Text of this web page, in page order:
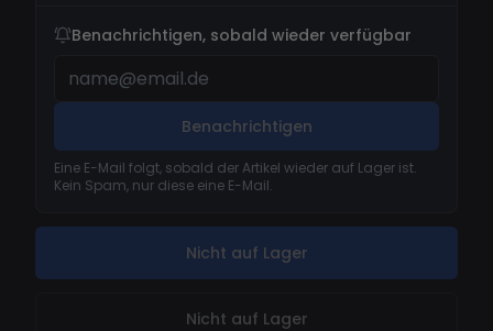
Benachrichtigen, sobald wieder verfügbar
Benachrichtigen
Eine E-Mail folgt, sobald der Artikel wieder auf Lager ist.
Kein Spam, nur diese eine E-Mail.
Nicht auf Lager
Nicht auf Lager